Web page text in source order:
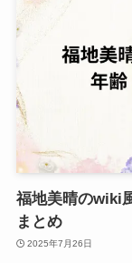
福地美晴のwiki
まとめ
2025年7月26日